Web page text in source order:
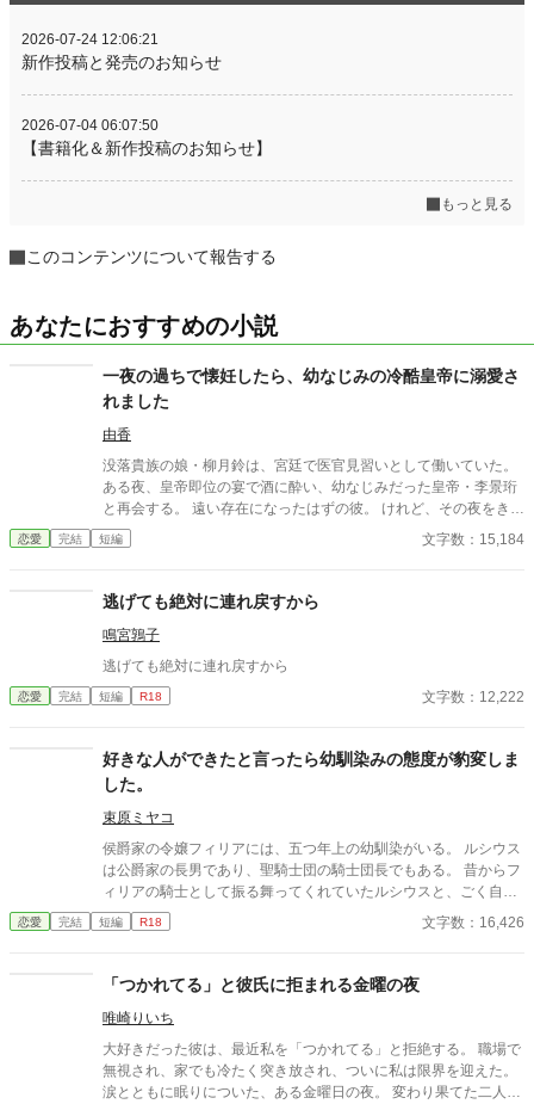
2026-07-24 12:06:21
新作投稿と発売のお知らせ
2026-07-04 06:07:50
【書籍化＆新作投稿のお知らせ】
もっと見る
このコンテンツについて報告する
あなたにおすすめの小説
一夜の過ちで懐妊したら、幼なじみの冷酷皇帝に溺愛さ
れました
由香
没落貴族の娘・柳月鈴は、宮廷で医官見習いとして働いていた。
ある夜、皇帝即位の宴で酒に酔い、幼なじみだった皇帝・李景珩
と再会する。 遠い存在になったはずの彼。 けれど、その夜をきっ
かけに月鈴の運命は大きく動き出す。 冷酷と恐れられる皇帝が、
なぜか彼女だけには甘すぎて――。
恋愛 完結 短編 文字数：15,184
逃げても絶対に連れ戻すから
鳴宮鶉子
逃げても絶対に連れ戻すから
恋愛 完結 短編 R18 文字数：12,222
好きな人ができたと言ったら幼馴染みの態度が豹変しま
した。
束原ミヤコ
侯爵家の令嬢フィリアには、五つ年上の幼馴染がいる。 ルシウス
は公爵家の長男であり、聖騎士団の騎士団長でもある。 昔からフ
ィリアの騎士として振る舞ってくれていたルシウスと、ごく自然
に婚約者になっていた。 しかし、ある日の夜会で、「ルシウス様
はわがままな妹と結婚をしなければならず、可哀想」という噂話
ないのだと気づいたフィリアは、ルシウスに告げる。 「私、好き
嘘を──。
恋愛 完結 短編 R18 文字数：16,426
「つかれてる」と彼氏に拒まれる金曜の夜
唯崎りいち
大好きだった彼は、最近私を「つかれてる」と拒絶する。 職場で
無視され、家でも冷たく突き放され、ついに私は限界を迎えた。
涙とともに眠りについた、ある金曜日の夜。 変わり果てた二人の